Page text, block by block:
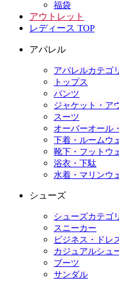
福袋
アウトレット
レディース TOP
アパレル
アパレルカテゴ
トップス
パンツ
ジャケット・ア
スーツ
オーバーオール
下着・ルームウ
靴下・フットウ
浴衣・下駄
水着・マリンウ
シューズ
シューズカテゴ
スニーカー
ビジネス・ドレ
カジュアルシュ
ブーツ
サンダル